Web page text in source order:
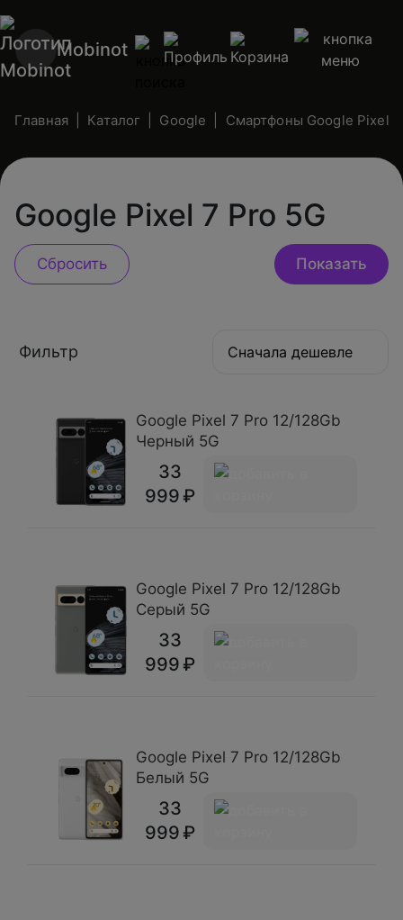
Mobinot
Главная Каталог Google Смартфоны Google Pixel
Google Pixel 7 Pro 5G
Фильтр Сначала дешевле
Google Pixel 7 Pro 12/128Gb
Черный 5G
33
999
Google Pixel 7 Pro 12/128Gb
Серый 5G
33
999
Google Pixel 7 Pro 12/128Gb
Белый 5G
33
999